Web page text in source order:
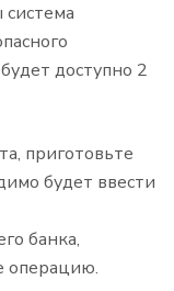
доступно 2
приготовьте
будет ввести
банка,
операцию.